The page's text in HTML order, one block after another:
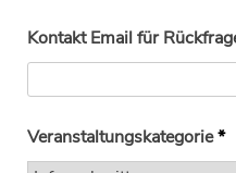
Kontakt Email für
Veranstaltungskategorie*